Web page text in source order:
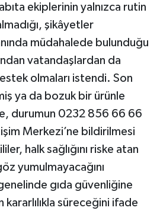
ekiplerinin yalnızca rutin
şikâyetler
müdahalede bulunduğu
vatandaşlardan da
olmaları istendi. Son
ya da bozuk bir ürünle
durumun 0232 856 66 66
Merkezi’ne bildirilmesi
halk sağlığını riske atan
yumulmayacağını
gıda güvenliğine
süreceğini ifade